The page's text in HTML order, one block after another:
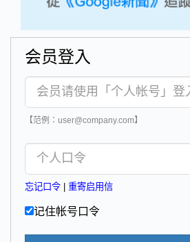
会员登入
【范例：user@company.com】
忘记口令 重寄启用信
记住帐号口令